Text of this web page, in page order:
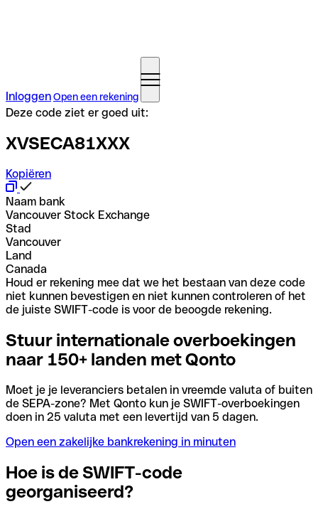
InloggenOpen een rekening
Deze code ziet er goed uit:
XVSECA81XXX
Kopiëren
Naam bank
Vancouver Stock Exchange
Stad
Vancouver
Land
Canada
Houd er rekening mee dat we het bestaan van deze code
niet kunnen bevestigen en niet kunnen controleren of het
de juiste SWIFT-code is voor de beoogde rekening.
Stuur internationale overboekingen
naar 150+ landen met Qonto
Moet je je leveranciers betalen in vreemde valuta of buiten
de SEPA-zone? Met Qonto kun je SWIFT-overboekingen
doen in 25 valuta met een levertijd van 5 dagen.
Open een zakelijke bankrekening in minuten
Hoe is de SWIFT-code
georganiseerd?